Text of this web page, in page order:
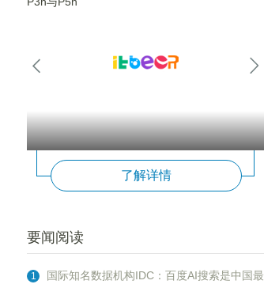
了解详情
要闻阅读
1
国际知名数据机构IDC：百度AI搜索是中国最